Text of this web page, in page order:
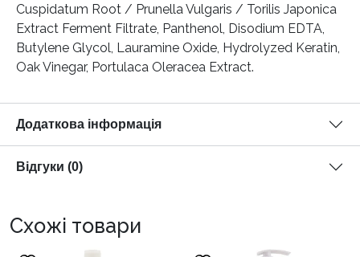
Cuspidatum Root / Prunella Vulgaris / Torilis Japonica
Extract Ferment Filtrate, Panthenol, Disodium EDTA,
Butylene Glycol, Lauramine Oxide, Hydrolyzed Keratin,
Oak Vinegar, Portulaca Oleracea Extract.
Додаткова інформація
Відгуки (0)
Схожі товари